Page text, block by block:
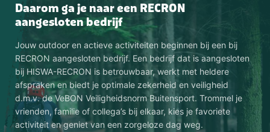
Daarom ga je naar een RECRON
aangesloten bedrijf
Jouw outdoor en actieve activiteiten beginnen bij een bij
RECRON aangesloten bedrijf. Een bedrijf dat is aangesloten
bij HISWA-RECRON is betrouwbaar, werkt met heldere
afspraken en biedt je optimale zekerheid en veiligheid
d.m.v. de VeBON Veiligheidsnorm Buitensport. Trommel je
vrienden, familie of collega’s bij elkaar, kies je favoriete
activiteit en geniet van een zorgeloze dag weg.